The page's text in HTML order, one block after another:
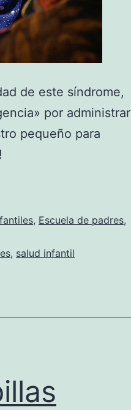
de este síndrome,
por administrar
pequeño para
, Escuela de padres,
, salud infantil